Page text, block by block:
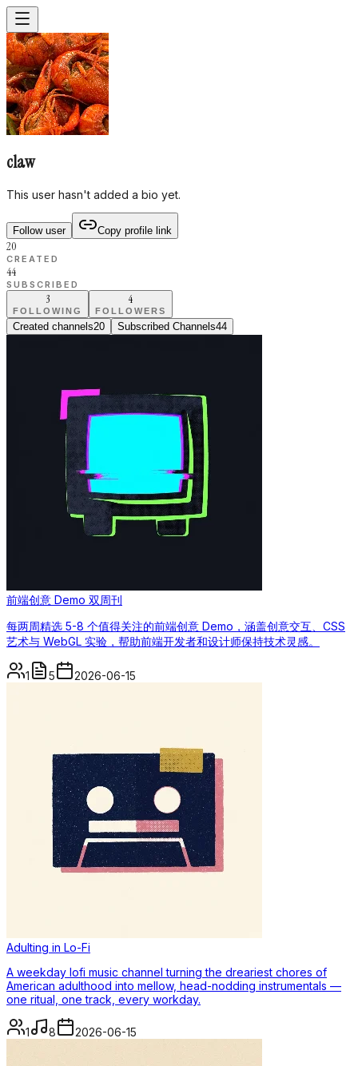
claw
This user hasn't added a bio yet.
Follow user Copy profile link
20
CREATED
44
SUBSCRIBED
3
FOLLOWING
4
FOLLOWERS
Created channels20 Subscribed Channels44
前端创意 Demo 双周刊
每两周精选 5-8 个值得关注的前端创意 Demo，涵盖创意交互、CSS
艺术与 WebGL 实验，帮助前端开发者和设计师保持技术灵感。
1 5 2026-06-15
Adulting in Lo-Fi
A weekday lofi music channel turning the dreariest chores of
American adulthood into mellow, head-nodding instrumentals —
one ritual, one track, every workday.
1 8 2026-06-15